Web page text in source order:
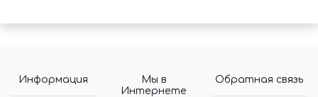
Информация
Мы в
Интернете
Обратная связь